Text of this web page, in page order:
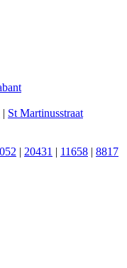
| St Martinusstraat
| 20431 | 11658 | 8817